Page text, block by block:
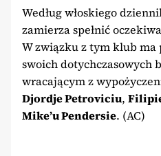
Według włoskiego
zamierza spełnić
W związku z tym klub ma
swoich dotychczasowych
wracającym z
Djordje Petroviciu,
Mike’u Pendersie. (AC)